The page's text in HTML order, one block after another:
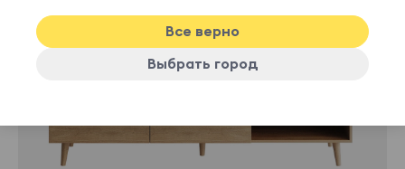
Все верно
Выбрать город